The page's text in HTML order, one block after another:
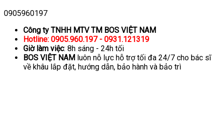
0905960197
Công ty TNHH MTV TM BOS VIỆT NAM
Hotline: 0905.960.197 - 0931.121319
Giờ làm việc: 8h sáng - 24h tối
BOS VIỆT NAM luôn nỗ lực hỗ trợ tối đa 24/7 cho bác sĩ
về khâu lắp đặt, hướng dẫn, bảo hành và bảo trì